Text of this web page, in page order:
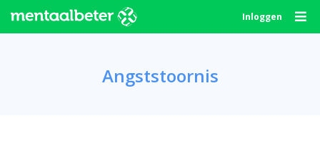
content
Inloggen
Angststoornis